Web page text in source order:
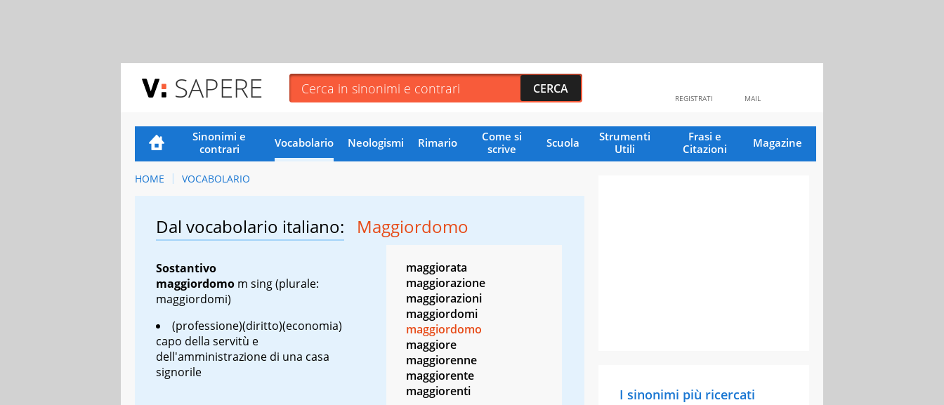
SAPERE MAIL
REGISTRATI
Sinonimi e
contrari
Vocabolario Neologismi Rimario
Come si
scrive
Scuola
Strumenti
Utili
Frasi e
Citazioni
Magazine
HOME VOCABOLARIO
Dal vocabolario italiano: Maggiordomo
Sostantivo
maggiordomo m sing(plurale:
maggiordomi)
(professione)(diritto)(economia)
capo della servitù e
dell'amministrazione di una casa
signorile
maggiorata
maggiorazione
maggiorazioni
maggiordomi
maggiordomo
maggiore
maggiorenne
maggiorente
maggiorenti
I sinonimi più ricercati